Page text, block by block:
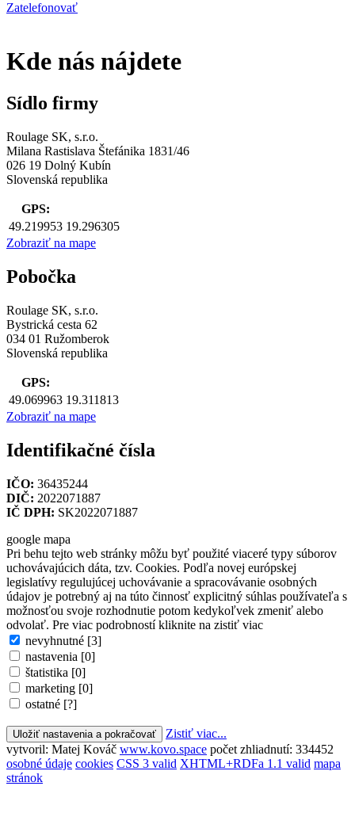
Zatelefonovať
Kde nás nájdete
Sídlo firmy
Roulage SK, s.r.o.
Milana Rastislava Štefánika 1831/46
026 19 Dolný Kubín
Slovenská republika
GPS:
49.219953 19.296305
Zobraziť na mape
Pobočka
Roulage SK, s.r.o.
Bystrická cesta 62
034 01 Ružomberok
Slovenská republika
GPS:
49.069963 19.311813
Zobraziť na mape
Identifikačné čísla
IČO: 36435244
DIČ: 2022071887
IČ DPH: SK2022071887
google mapa
Pri behu tejto web stránky môžu byť použité viaceré typy súborov
uchovávajúcich dáta, tzv. Cookies. Podľa novej európskej
legislatívy regulujúcej uchovávanie a spracovávanie osobných
údajov je potrebný aj na túto činnosť explicitný súhlas používateľa s
možnosťou svoje rozhodnutie potom kedykoľvek zmeniť alebo
odvolať. Pre viac podrobností kliknite na zistiť viac
nevyhnutné [3]
nastavenia [0]
štatistika [0]
marketing [0]
ostatné [?]
Zistiť viac...
vytvoril: Matej Kováč www.kovo.space počet zhliadnutí: 334452
osobné údaje cookies CSS 3 valid XHTML+RDFa 1.1 valid mapa
stránok